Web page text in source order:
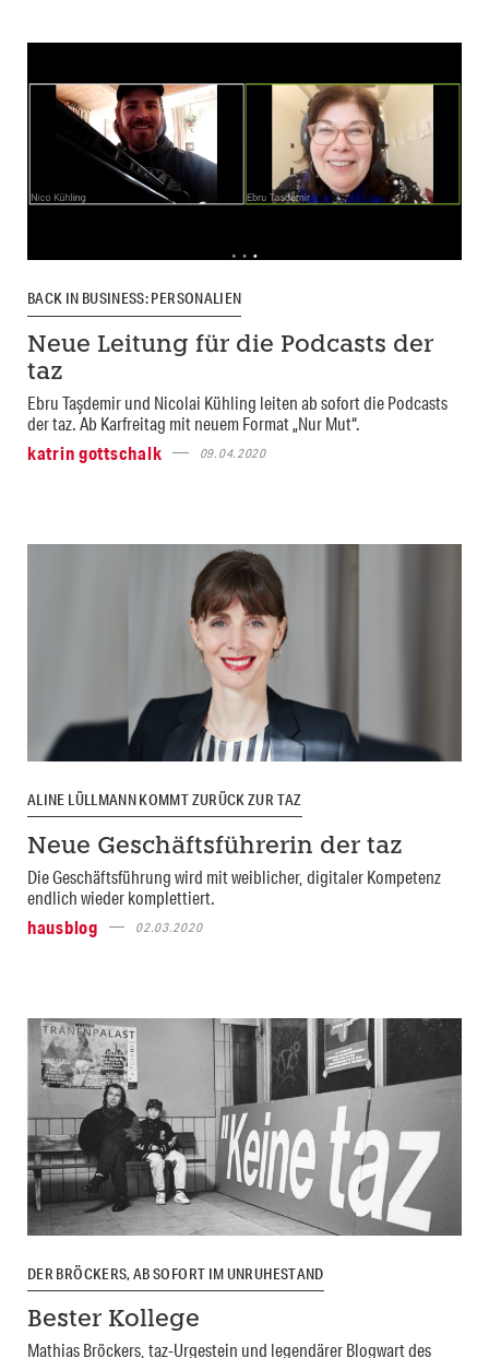
BACK IN BUSINESS: PERSONALIEN
Neue Leitung für die Podcasts der
taz
Ebru Taşdemir und Nicolai Kühling leiten ab sofort die Podcasts
der taz. Ab Karfreitag mit neuem Format „Nur Mut“.
katrin gottschalk
09.04.2020
ALINE LÜLLMANN KOMMT ZURÜCK ZUR TAZ
Neue Geschäftsführerin der taz
Die Geschäftsführung wird mit weiblicher, digitaler Kompetenz
endlich wieder komplettiert.
hausblog
02.03.2020
DER BRÖCKERS, AB SOFORT IM UNRUHESTAND
Bester Kollege
Mathias Bröckers, taz-Urgestein und legendärer Blogwart des